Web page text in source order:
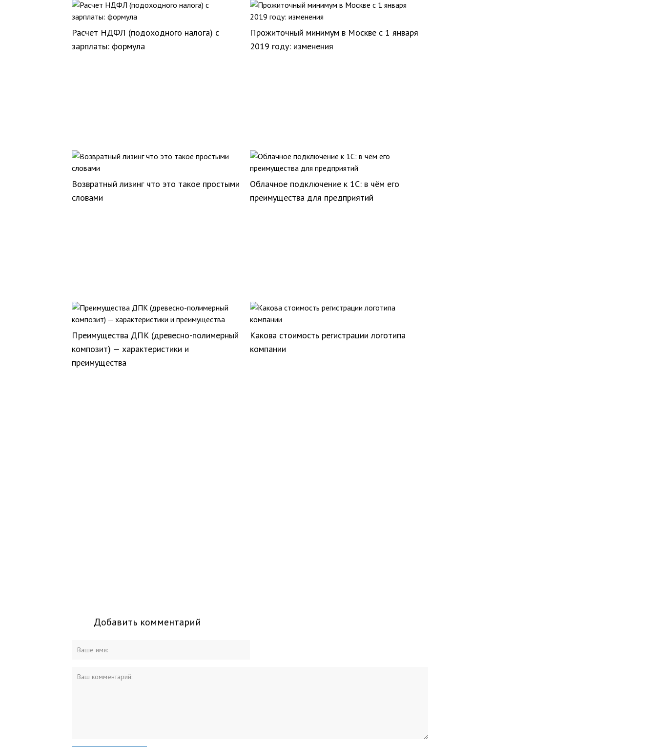
Расчет НДФЛ (подоходного налога) с
зарплаты: формула
Прожиточный минимум в Москве с 1 января
2019 году: изменения
Возвратный лизинг что это такое простыми
словами
Облачное подключение к 1С: в чём его
преимущества для предприятий
Преимущества ДПК (древесно-полимерный
композит) — характеристики и
преимущества
Какова стоимость регистрации логотипа
компании
Добавить комментарий